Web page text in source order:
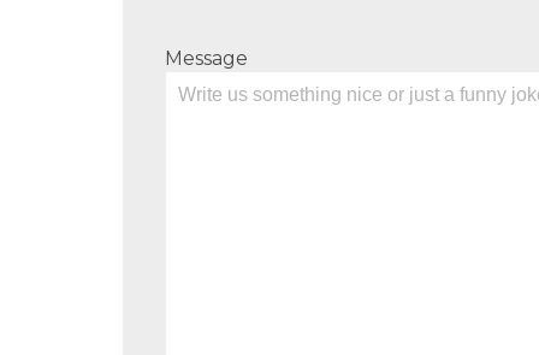
Message